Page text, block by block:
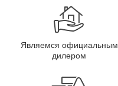
Являемся официальным
дилером